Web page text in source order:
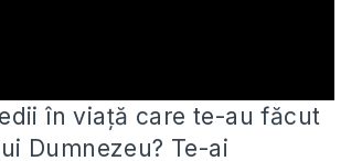
în viață care te-au făcut
Dumnezeu? Te-ai